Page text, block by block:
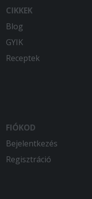
CIKKEK
Blog
GYIK
Receptek
FIÓKOD
Bejelentkezés
Regisztráció